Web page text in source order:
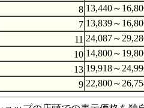
8 13,440～
7 13,839～
11 24,087～
10 14,800～
13 19,918～
9 22,800～